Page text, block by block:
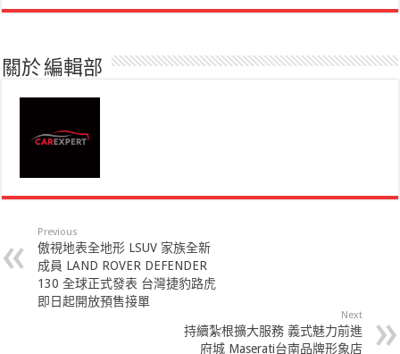
關於 編輯部
Previous
傲視地表全地形 LSUV 家族全新
成員 LAND ROVER DEFENDER
130 全球正式發表 台灣捷豹路虎
即日起開放預售接單
Next
持續紮根擴大服務 義式魅力前進
府城 Maserati台南品牌形象店